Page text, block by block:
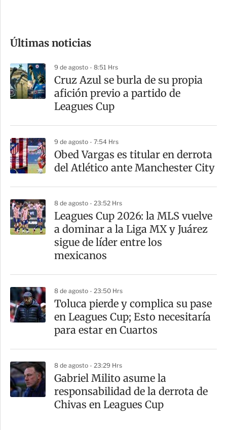
m
a
r
t
Últimas noticias
9 de agosto - 8:51 Hrs
Cruz Azul se burla de su propia
afición previo a partido de
Leagues Cup
9 de agosto - 7:54 Hrs
Obed Vargas es titular en derrota
del Atlético ante Manchester City
8 de agosto - 23:52 Hrs
Leagues Cup 2026: la MLS vuelve
a dominar a la Liga MX y Juárez
sigue de líder entre los
mexicanos
8 de agosto - 23:50 Hrs
Toluca pierde y complica su pase
en Leagues Cup; Esto necesitaría
para estar en Cuartos
8 de agosto - 23:29 Hrs
Gabriel Milito asume la
responsabilidad de la derrota de
Chivas en Leagues Cup